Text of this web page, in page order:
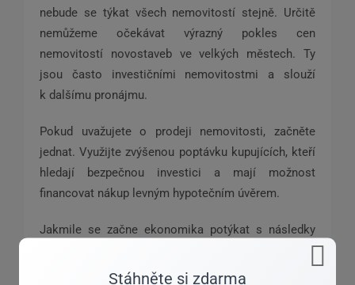
nebude se týkat všech nemovitostí stejně. Určitě
nemůžeme očekávat výrazný pokles cen
nemovitostí novostaveb ve velkých městech. Ty
jsou často investičními nemovitostmi a slouží
k dalšímu pronájmu.
Pokud uvažujete o prodeji nemovitosti, začněte
jednat. Využijte zvýšenou poptávku kupujících, kteří
hledají bezpečnou investici a mají možnost
financovat nákup levným hypotečním úvěrem.
Jakmile se začne ekonomika potýkat s následky
pandemie, bude se objevovat mnohem více těch,
kteří přijdou o zaměstnání, sníží se jim příjmy nebo
Stáhněte si zdarma